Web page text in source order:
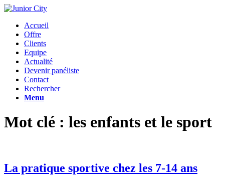
Accueil
Offre
Clients
Equipe
Actualité
Devenir panéliste
Contact
Rechercher
Menu
Mot clé : les enfants et le sport
La pratique sportive chez les 7-14 ans